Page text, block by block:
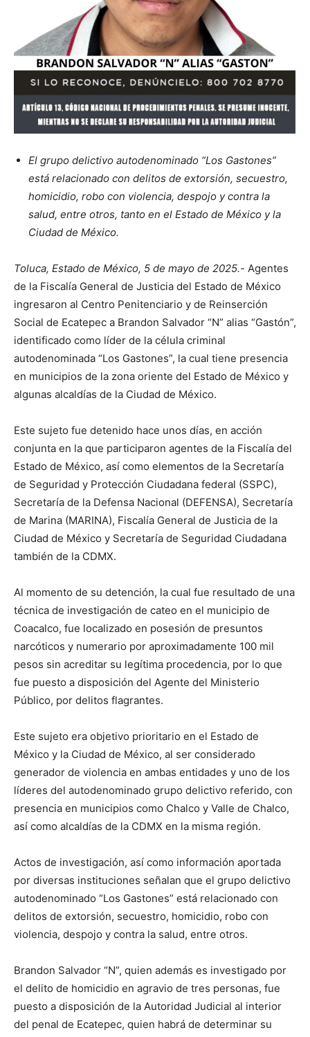
El grupo delictivo autodenominado “Los Gastones”
está relacionado con delitos de extorsión, secuestro,
homicidio, robo con violencia, despojo y contra la
salud, entre otros, tanto en el Estado de México y la
Ciudad de México.
Toluca, Estado de México, 5 de mayo de 2025.- Agentes
de la Fiscalía General de Justicia del Estado de México
ingresaron al Centro Penitenciario y de Reinserción
Social de Ecatepec a Brandon Salvador “N” alias “Gastón”,
identificado como líder de la célula criminal
autodenominada “Los Gastones”, la cual tiene presencia
en municipios de la zona oriente del Estado de México y
algunas alcaldías de la Ciudad de México.
Este sujeto fue detenido hace unos días, en acción
conjunta en la que participaron agentes de la Fiscalía del
Estado de México, así como elementos de la Secretaría
de Seguridad y Protección Ciudadana federal (SSPC),
Secretaría de la Defensa Nacional (DEFENSA), Secretaría
de Marina (MARINA), Fiscalía General de Justicia de la
Ciudad de México y Secretaría de Seguridad Ciudadana
también de la CDMX.
Al momento de su detención, la cual fue resultado de una
técnica de investigación de cateo en el municipio de
Coacalco, fue localizado en posesión de presuntos
narcóticos y numerario por aproximadamente 100 mil
pesos sin acreditar su legítima procedencia, por lo que
fue puesto a disposición del Agente del Ministerio
Público, por delitos flagrantes.
Este sujeto era objetivo prioritario en el Estado de
México y la Ciudad de México, al ser considerado
generador de violencia en ambas entidades y uno de los
líderes del autodenominado grupo delictivo referido, con
presencia en municipios como Chalco y Valle de Chalco,
así como alcaldías de la CDMX en la misma región.
Actos de investigación, así como información aportada
por diversas instituciones señalan que el grupo delictivo
autodenominado “Los Gastones” está relacionado con
delitos de extorsión, secuestro, homicidio, robo con
violencia, despojo y contra la salud, entre otros.
Brandon Salvador “N”, quien además es investigado por
el delito de homicidio en agravio de tres personas, fue
puesto a disposición de la Autoridad Judicial al interior
del penal de Ecatepec, quien habrá de determinar su